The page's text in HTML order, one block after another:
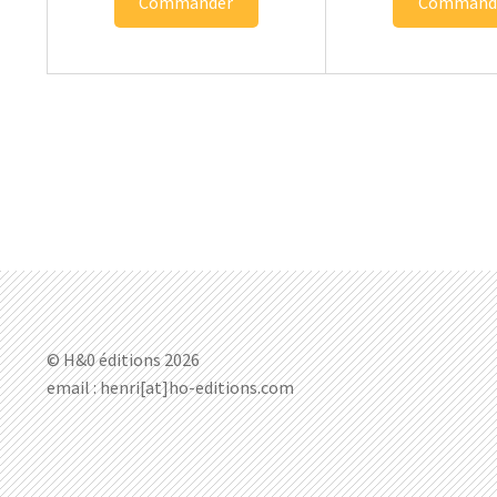
© H&0 éditions 2026
email : henri[at]ho-editions.com